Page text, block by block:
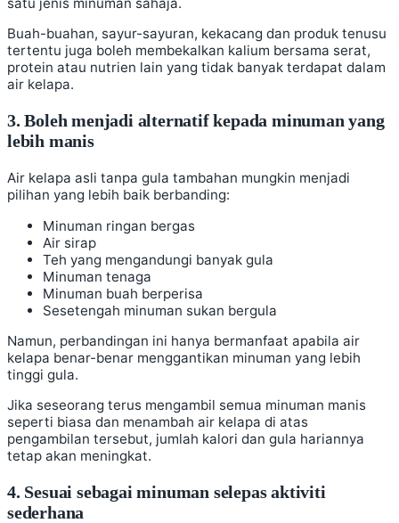
Buah-buahan, sayur-sayuran, kekacang dan produk tenusu
tertentu juga boleh membekalkan kalium bersama serat,
protein atau nutrien lain yang tidak banyak terdapat dalam
air kelapa.
3. Boleh menjadi alternatif kepada minuman yang
lebih manis
Air kelapa asli tanpa gula tambahan mungkin menjadi
pilihan yang lebih baik berbanding:
Minuman ringan bergas
Air sirap
Teh yang mengandungi banyak gula
Minuman tenaga
Minuman buah berperisa
Sesetengah minuman sukan bergula
Namun, perbandingan ini hanya bermanfaat apabila air
kelapa benar-benar menggantikan minuman yang lebih
tinggi gula.
Jika seseorang terus mengambil semua minuman manis
seperti biasa dan menambah air kelapa di atas
pengambilan tersebut, jumlah kalori dan gula hariannya
tetap akan meningkat.
4. Sesuai sebagai minuman selepas aktiviti
sederhana